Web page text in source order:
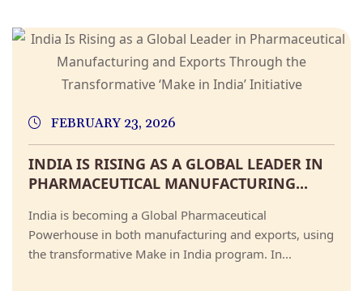
FEBRUARY 23, 2026
INDIA IS RISING AS A GLOBAL LEADER IN
PHARMACEUTICAL MANUFACTURING...
India is becoming a Global Pharmaceutical
Powerhouse in both manufacturing and exports, using
the transformative Make in India program. In...